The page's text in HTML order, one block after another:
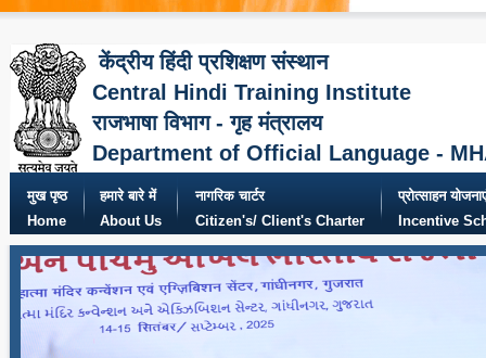
केंद्रीय हिंदी प्रशिक्षण संस्थान
Central Hindi Training Institute
राजभाषा विभाग - गृह मंत्रालय
Department of Official Language -
मुख पृष्ठ
Home
हमारे बारे में
About Us
नागरिक चार्टर
Citizen's/ Client's Charter
प्रोत्साहन
Incentive